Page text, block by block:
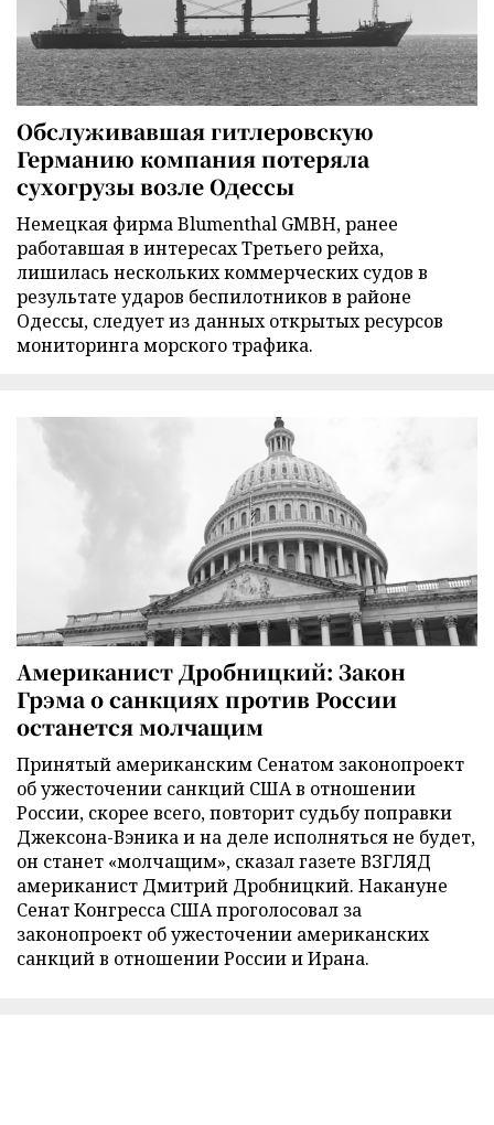
Обслуживавшая гитлеровскую
Германию компания потеряла
сухогрузы возле Одессы
Немецкая фирма Blumenthal GMBH, ранее
работавшая в интересах Третьего рейха,
лишилась нескольких коммерческих судов в
результате ударов беспилотников в районе
Одессы, следует из данных открытых ресурсов
мониторинга морского трафика.
Американист Дробницкий: Закон
Грэма о санкциях против России
останется молчащим
Принятый американским Сенатом законопроект
об ужесточении санкций США в отношении
России, скорее всего, повторит судьбу поправки
Джексона-Вэника и на деле исполняться не будет,
он станет «молчащим», сказал газете ВЗГЛЯД
американист Дмитрий Дробницкий. Накануне
Сенат Конгресса США проголосовал за
законопроект об ужесточении американских
санкций в отношении России и Ирана.